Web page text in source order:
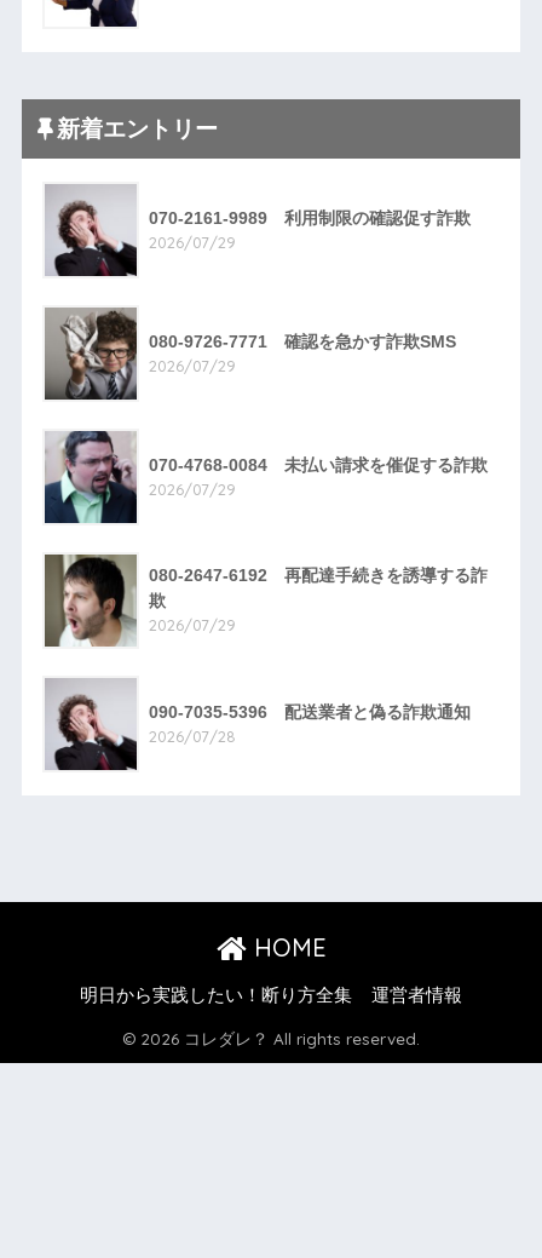
新着エントリー
070-2161-9989 利用制限の確認促す詐欺
2026/07/29
080-9726-7771 確認を急かす詐欺SMS
2026/07/29
070-4768-0084 未払い請求を催促する詐欺
2026/07/29
080-2647-6192 再配達手続きを誘導する詐
欺
2026/07/29
090-7035-5396 配送業者と偽る詐欺通知
2026/07/28
HOME
明日から実践したい！断り方全集 運営者情報
© 2026 コレダレ？ All rights reserved.